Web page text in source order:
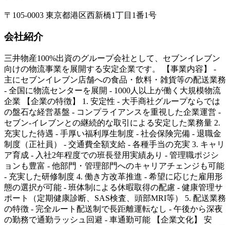
〒105-0003 東京都港区西新橋1丁目1番1号
会社紹介
三井物産100%出資のグループ会社として、セブンイレブン
向けの物流事業を展開する安定企業です。 【事業内容】 -
主にセブンイレブン店舗への食品・飲料・雑貨等の配送業務
- 全国に物流センターを展開 - 1000人以上が働く大規模物流
企業 【企業の特徴】 1. 安定性 - 大手商社グループならでは
の盤石な経営基盤 - コンプライアンスを重視した企業運営 -
セブン-イレブンとの継続的な取引による安定した業務量 2.
充実した待遇 - 手厚い福利厚生制度 - 社会保険完備 - 退職金
制度（正社員） - 交通費全額支給 - 各種手当の充実 3. キャリ
ア育成 - 入社2年程度での班長登用実績あり - 管理職ポジシ
ョンも豊富 - 他部門・管理部門へのキャリアチェンジも可能
- 充実した研修制度 4. 働き方改革推進 - 希望に応じた雇用形
態の選択が可能 - 班体制による休暇取得の配慮 - 健康管理サ
ポート（定期健康診断、SAS検査、頭部MRI等） 5. 配送業務
の特徴 - 完全ルート配送制で長距離運転なし - 午後から深夜
の勤務で通勤ラッシュ回避 - 車通勤可能 【企業文化】 安